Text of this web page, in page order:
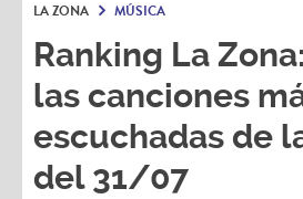
LA ZONA MÚSICA
Ranking La
las canciones
escuchadas de
del 31/07